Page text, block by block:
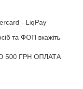
- LiqPay
та ФОП вкажіть
500 ГРН ОПЛАТА